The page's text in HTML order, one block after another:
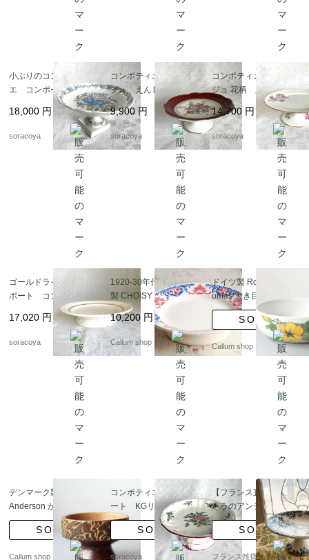
小ぶりのコンポティ
エ コンポート 青花
咲き乱れ リモージ
ュ Limoges Authentiq
18,000 円
soracoya
コンポティエ リモー
ジュ えんじフレーム
花ブーケ ゴールドレ
ース コンポート 19tw
d4
9,900円
soracoya
コンポティエ リモー
ジュ 花柄 脚付きコン
ポート Limoges 12tw
cv7
14,700 円
soracoya
ゴールドラインのコン
ポート コンポティ
エ アイボリー シン
プルデザイン Villeroy
& Boch 12twcy12
17,020 円
soracoya
1920-30年代 フランス
製 CHOISY LE ROI コ
ンポティエ 22cm ショ
ワジールロワ コンポー
ト皿 白磁器 アンティー
ク
10,200 円
Callum shop
ドイツ製 Rosenthal Th
omas 大き目ボウル サ
ラダボウル ローゼンタ
ール トーマス Scandic
Flowers 食器 陶器 ヴィ
ンテージ アンティーク
SOLD
Callum shop
デンマーク製 Michael
Anderson かわいいウ
サギのレリーフ 脚付き
ボウル Marianne Starc
k ミケルアナセン 北欧
SOLD
Callum shop
コンポティエ コンポ
ート KGリュネヴィ
ル Luneville 12twdz1
SOLD
soracoya
【フランス直輸入】野
バラのアンティークな
雰囲気が素敵 サンタマ
ン製 マリールイーズ コ
ンポティエ（脚付き
SOLD
フランス雑貨chouchou